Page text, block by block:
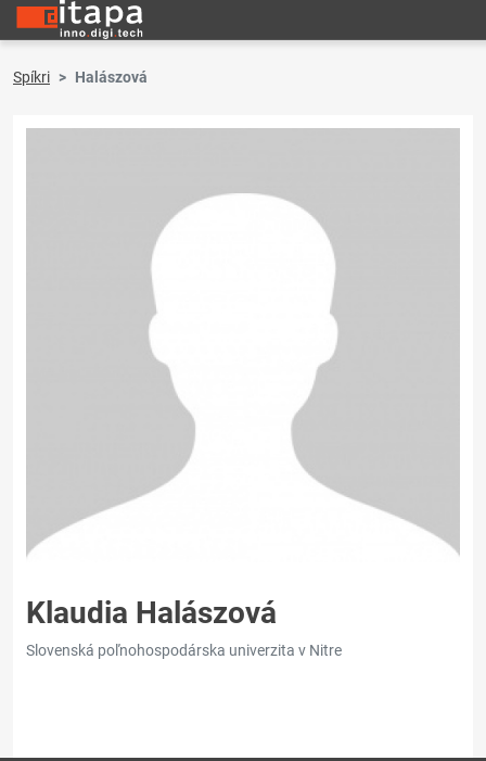
Spíkri Halászová
Klaudia Halászová
Slovenská poľnohospodárska univerzita v Nitre